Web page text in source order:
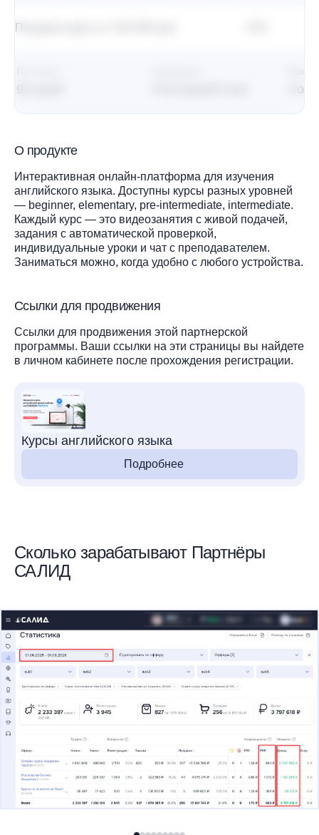
Продажа курса от 100 000 руб.
90 дней Со
О продукте
Интерактивная онлайн-платформа для изучения
английского языка. Доступны курсы разных уровней
— beginner, elementary, pre-intermediate, intermediate.
Каждый курс — это видеозанятия с живой подачей,
задания с автоматической проверкой,
индивидуальные уроки и чат с преподавателем.
Заниматься можно, когда удобно с любого устройства.
Ссылки для продвижения
Ссылки для продвижения этой партнерской
программы. Ваши ссылки на эти страницы вы найдете
в личном кабинете после прохождения регистрации.
Курсы английского языка
Подробнее
Сколько зарабатывают Партнёры
САЛИД